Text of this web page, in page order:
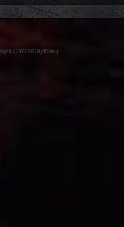
MyBB, © 2002-2026 MyBB Group.